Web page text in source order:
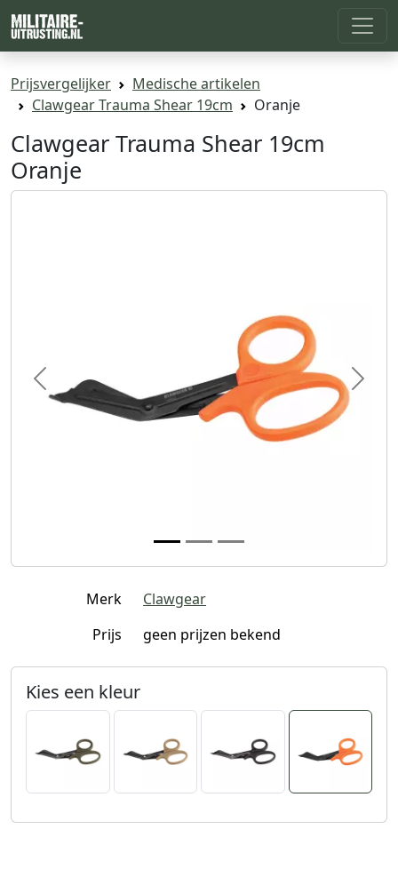
Prijsvergelijker
Medische artikelen
Clawgear Trauma Shear 19cm
Oranje
Clawgear Trauma Shear 19cm
Oranje
Previous Next
Merk
Clawgear
Prijs
geen prijzen bekend
Kies een kleur